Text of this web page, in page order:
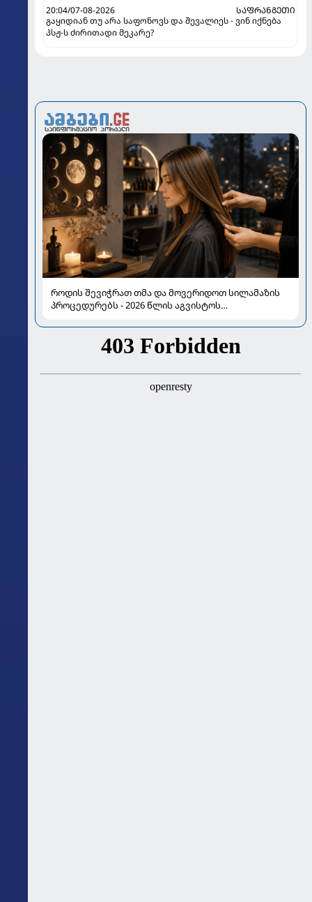
20:04/07-08-2026
ᲡᲐᲤᲠᲐᲜᲒᲔᲗᲘ
გაყიდიან თუ არა საფონოვს და შევალიეს - ვინ იქნება
პსჟ-ს ძირითადი მეკარე?
როდის შევიჭრათ თმა და მოვერიდოთ სილამაზის
პროცედურებს - 2026 წლის აგვისტოს